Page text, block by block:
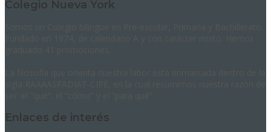
Colegio Nueva York
Enlaces de interés